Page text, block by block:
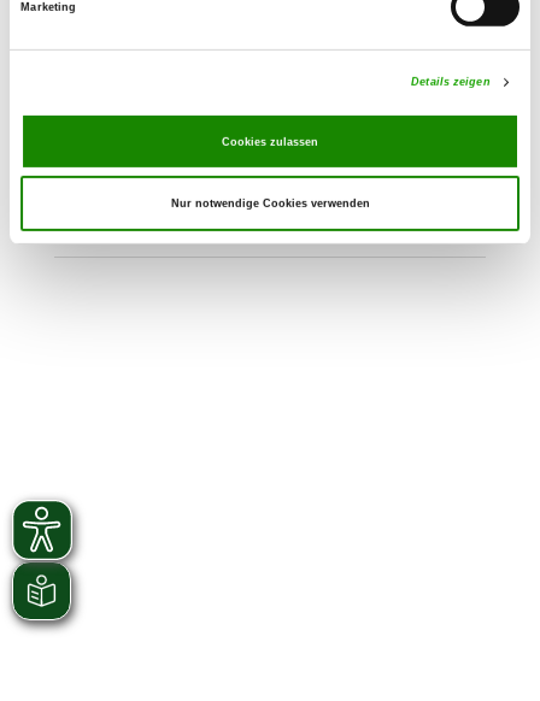
Marketing
Details zeigen
Cookies zulassen
Nur notwendige Cookies verwenden
OG - Diehlo
Leieweg
OG - Steinhöfel